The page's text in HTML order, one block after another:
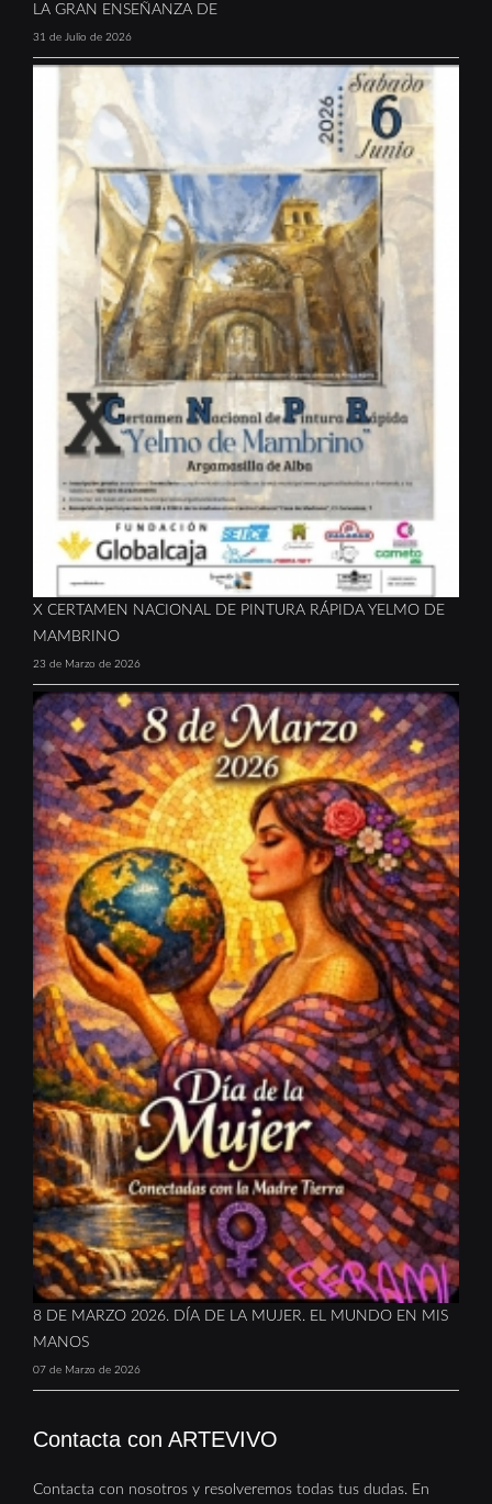
LA GRAN ENSEÑANZA DE
31 de Julio de 2026
X CERTAMEN NACIONAL DE PINTURA RÁPIDA YELMO DE
MAMBRINO
23 de Marzo de 2026
8 DE MARZO 2026. DÍA DE LA MUJER. EL MUNDO EN MIS
MANOS
07 de Marzo de 2026
Contacta con ARTEVIVO
Contacta con nosotros y resolveremos todas tus dudas. En